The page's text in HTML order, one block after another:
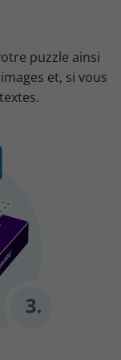
puzzle ainsi
et, si vous